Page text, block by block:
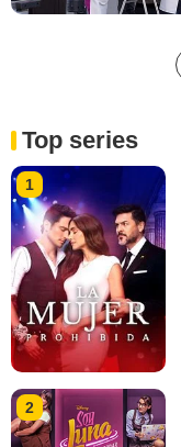
Top series
1
2